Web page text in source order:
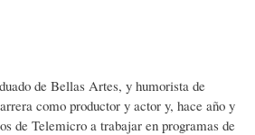
de Bellas Artes, y humorista de
como productor y actor y, hace año y
de Telemicro a trabajar en programas de